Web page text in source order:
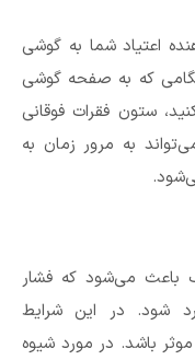
اعتیاد شما به گوشی
که به صفحه گوشی
ستون فقرات فوقانی
به مرور زمان به
باعث می‌شود که فشار
شود. در این شرایط
باشد. در مورد شیوه